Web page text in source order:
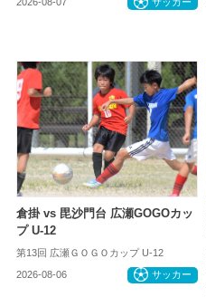
倉掛 vs 毘沙門台 広瀬GOGOカッ
プ U-12
第13回 広瀬ＧＯＧＯカップ U-12
2026-08-06 サッカー